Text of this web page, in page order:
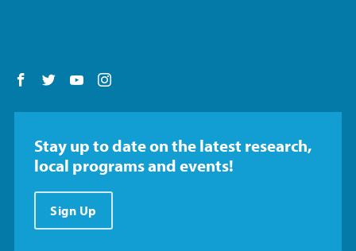
Follow us on Facebook
Follow us on Twitter
Follow us on YouTube
Stay up to date on the latest research,
local programs and events!
Sign Up